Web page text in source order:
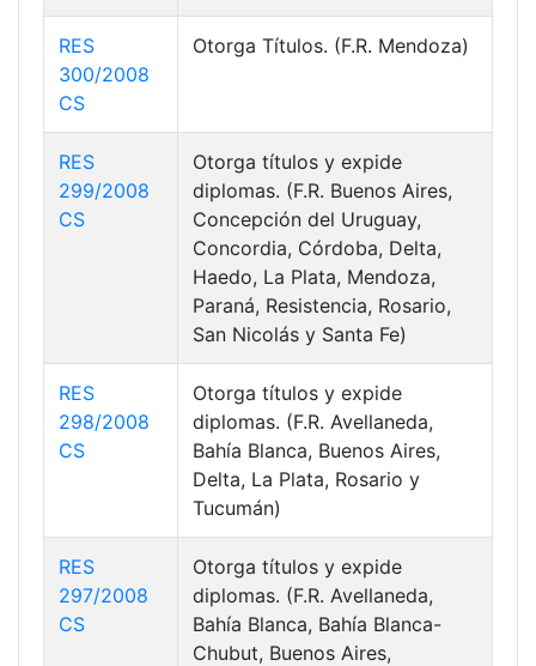
RES
300/2008
CS
Otorga Títulos. (F.R. Mendoza)
RES
299/2008
CS
Otorga títulos y expide
diplomas. (F.R. Buenos Aires,
Concepción del Uruguay,
Concordia, Córdoba, Delta,
Haedo, La Plata, Mendoza,
Paraná, Resistencia, Rosario,
San Nicolás y Santa Fe)
RES
298/2008
CS
Otorga títulos y expide
diplomas. (F.R. Avellaneda,
Bahía Blanca, Buenos Aires,
Delta, La Plata, Rosario y
Tucumán)
RES
297/2008
CS
Otorga títulos y expide
diplomas. (F.R. Avellaneda,
Bahía Blanca, Bahía Blanca-
Chubut, Buenos Aires,